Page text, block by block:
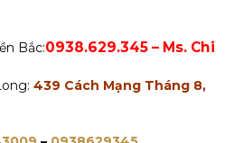
Bắc:0938.629.345 – Ms. Chi
439 Cách Mạng Tháng 8,